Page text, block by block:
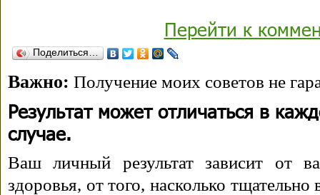
Перейти к
Поделиться…
Важно: Получение моих советов не
Результат может отличаться в
случае.
Ваш личный результат зависит от
здоровья, от того, насколько